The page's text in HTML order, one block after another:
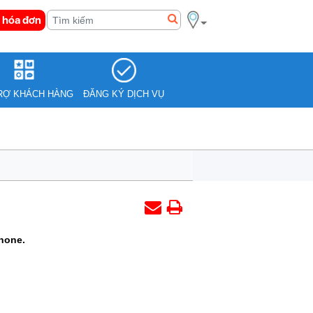
đơn
KHÁCH HÀNG ĐĂNG KÝ DỊCH VỤ